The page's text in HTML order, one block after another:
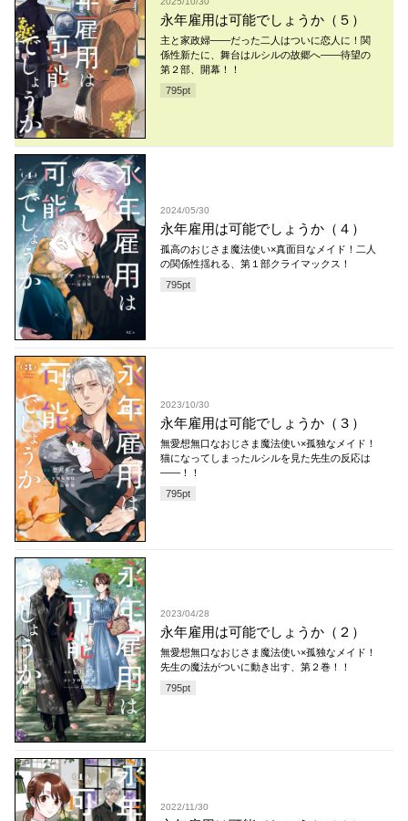
永年雇用は可能でしょうか（５）
主と家政婦――だった二人はついに恋人に！関
係性新たに、舞台はルシルの故郷へ――待望の
第２部、開幕！！
795pt
2024/05/30
永年雇用は可能でしょうか（４）
孤高のおじさま魔法使い×真面目なメイド！二人
の関係性揺れる、第１部クライマックス！
795pt
2023/10/30
永年雇用は可能でしょうか（３）
無愛想無口なおじさま魔法使い×孤独なメイド！
猫になってしまったルシルを見た先生の反応は
――！！
795pt
2023/04/28
永年雇用は可能でしょうか（２）
無愛想無口なおじさま魔法使い×孤独なメイド！
先生の魔法がついに動き出す、第２巻！！
795pt
2022/11/30